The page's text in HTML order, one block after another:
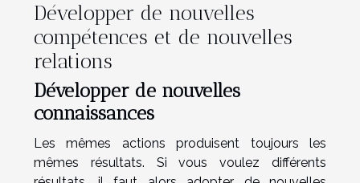
Développer de nouvelles
compétences et de nouvelles
relations
Développer de nouvelles
connaissances
Les mêmes actions produisent toujours les
mêmes résultats. Si vous voulez différents